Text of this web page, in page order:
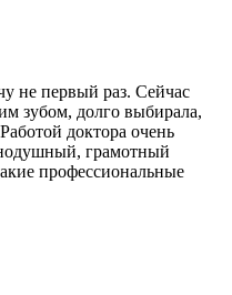
не первый раз. Сейчас
зубом, долго выбирала,
доктора очень
грамотный
профессиональные